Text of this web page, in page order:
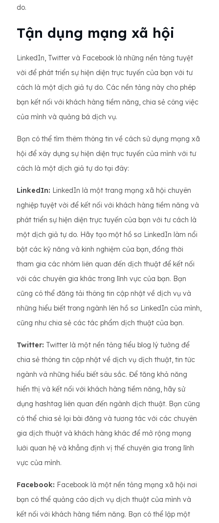
do.
Tận dụng mạng xã hội
LinkedIn, Twitter và Facebook là những nền tảng tuyệt
vời để phát triển sự hiện diện trực tuyến của bạn với tư
cách là một dịch giả tự do. Các nền tảng này cho phép
bạn kết nối với khách hàng tiềm năng, chia sẻ công việc
của mình và quảng bá dịch vụ.
Bạn có thể tìm thêm thông tin về cách sử dụng mạng xã
hội để xây dựng sự hiện diện trực tuyến của mình với tư
cách là một dịch giả tự do tại đây:
LinkedIn: LinkedIn là một trang mạng xã hội chuyên
nghiệp tuyệt vời để kết nối với khách hàng tiềm năng và
phát triển sự hiện diện trực tuyến của bạn với tư cách là
một dịch giả tự do. Hãy tạo một hồ sơ LinkedIn làm nổi
bật các kỹ năng và kinh nghiệm của bạn, đồng thời
tham gia các nhóm liên quan đến dịch thuật để kết nối
với các chuyên gia khác trong lĩnh vực của bạn. Bạn
cũng có thể đăng tải thông tin cập nhật về dịch vụ và
những hiểu biết trong ngành lên hồ sơ LinkedIn của mình,
cũng như chia sẻ các tác phẩm dịch thuật của bạn.
Twitter: Twitter là một nền tảng tiểu blog lý tưởng để
chia sẻ thông tin cập nhật về dịch vụ dịch thuật, tin tức
ngành và những hiểu biết sâu sắc. Để tăng khả năng
hiển thị và kết nối với khách hàng tiềm năng, hãy sử
dụng hashtag liên quan đến ngành dịch thuật. Bạn cũng
có thể chia sẻ lại bài đăng và tương tác với các chuyên
gia dịch thuật và khách hàng khác để mở rộng mạng
lưới quan hệ và khẳng định vị thế chuyên gia trong lĩnh
vực của mình.
Facebook: Facebook là một nền tảng mạng xã hội nơi
bạn có thể quảng cáo dịch vụ dịch thuật của mình và
kết nối với khách hàng tiềm năng. Bạn có thể lập một